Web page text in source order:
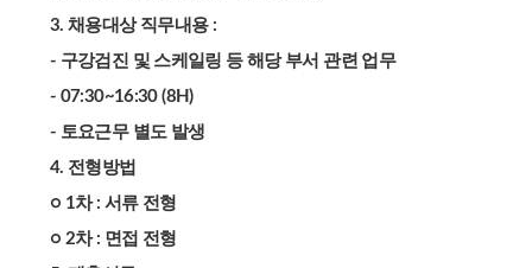
3. 채용대상 직무내용 :
- 구강검진 및 스케일링 등 해당 부서 관련 업무
- 07:30~16:30 (8H)
- 토요근무 별도 발생
4. 전형방법
○ 1차 : 서류 전형
○ 2차 : 면접 전형